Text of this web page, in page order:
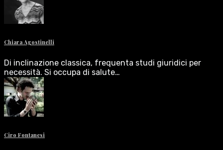
Chiara Agostinelli
Di inclinazione classica, frequenta studi giuridici per
necessità. Si occupa di salute…
Ciro Fontanesi